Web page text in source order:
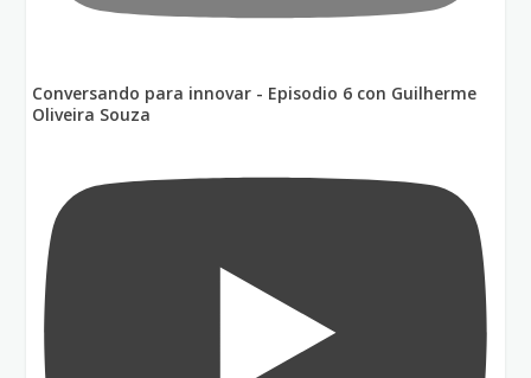
Conversando para innovar - Episodio 6 con Guilherme
Oliveira Souza